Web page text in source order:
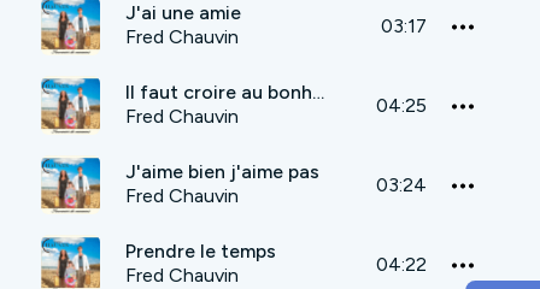
J'ai une amie
Fred Chauvin
03:17
Il faut croire au bonheur
Fred Chauvin
04:25
J'aime bien j'aime pas
Fred Chauvin
03:24
Prendre le temps
Fred Chauvin
04:22